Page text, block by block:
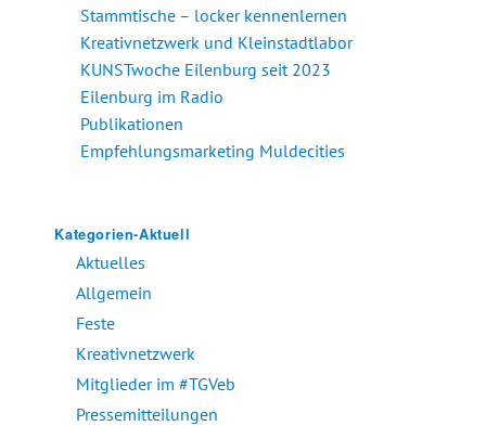
Stammtische – locker kennenlernen
Kreativnetzwerk und Kleinstadtlabor
KUNSTwoche Eilenburg seit 2023
Eilenburg im Radio
Publikationen
Empfehlungsmarketing Muldecities
Kategorien-Aktuell
Aktuelles
Allgemein
Feste
Kreativnetzwerk
Mitglieder im #TGVeb
Pressemitteilungen